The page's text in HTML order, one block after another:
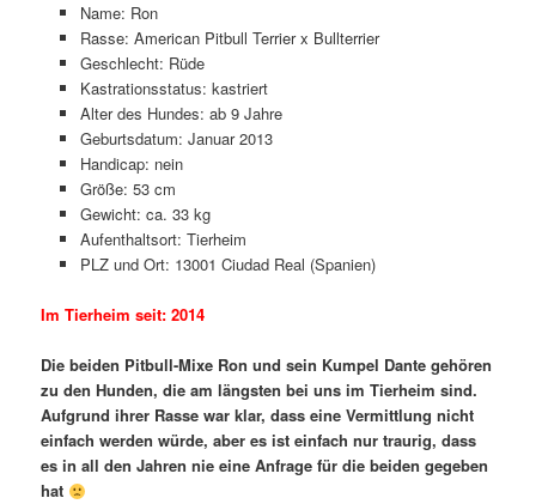
Name: Ron
Rasse: American Pitbull Terrier x Bullterrier
Geschlecht: Rüde
Kastrationsstatus: kastriert
Alter des Hundes: ab 9 Jahre
Geburtsdatum: Januar 2013
Handicap: nein
Größe: 53 cm
Gewicht: ca. 33 kg
Aufenthaltsort: Tierheim
PLZ und Ort: 13001 Ciudad Real (Spanien)
Im Tierheim seit: 2014
Die beiden Pitbull-Mixe Ron und sein Kumpel Dante gehören
zu den Hunden, die am längsten bei uns im Tierheim sind.
Aufgrund ihrer Rasse war klar, dass eine Vermittlung nicht
einfach werden würde, aber es ist einfach nur traurig, dass
es in all den Jahren nie eine Anfrage für die beiden gegeben
hat